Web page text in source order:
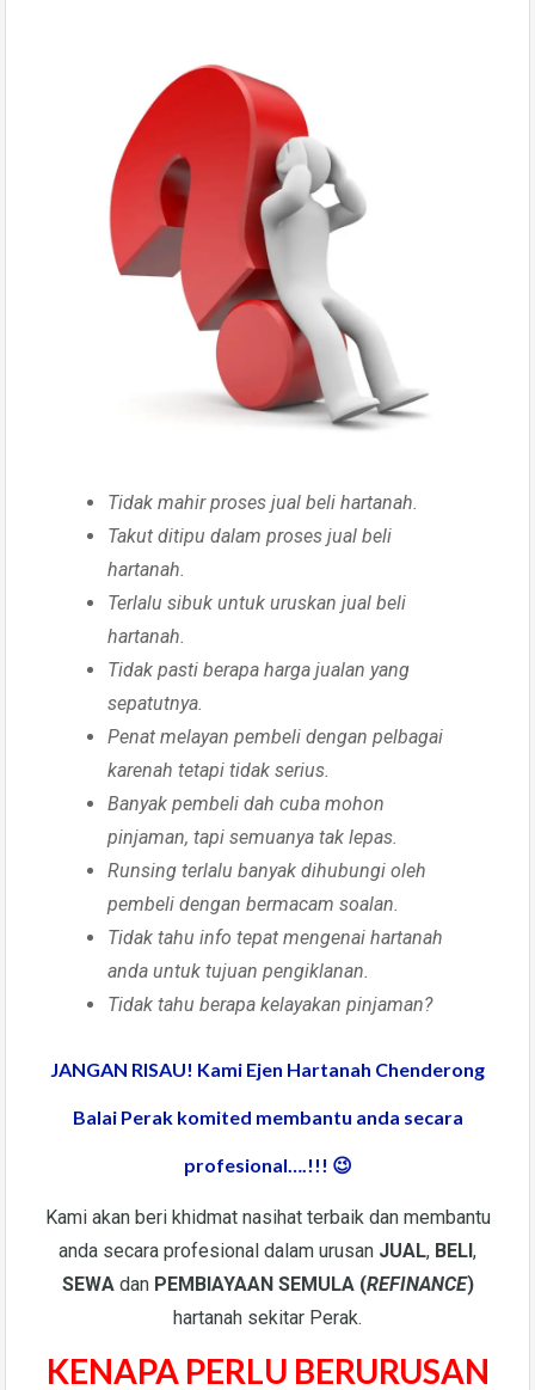
Tidak mahir proses jual beli hartanah.
Takut ditipu dalam proses jual beli
hartanah.
Terlalu sibuk untuk uruskan jual beli
hartanah.
Tidak pasti berapa harga jualan yang
sepatutnya.
Penat melayan pembeli dengan pelbagai
karenah tetapi tidak serius.
Banyak pembeli dah cuba mohon
pinjaman, tapi semuanya tak lepas.
Runsing terlalu banyak dihubungi oleh
pembeli dengan bermacam soalan.
Tidak tahu info tepat mengenai hartanah
anda untuk tujuan pengiklanan.
Tidak tahu berapa kelayakan pinjaman?
JANGAN RISAU! Kami Ejen Hartanah Chenderong
Balai Perak komited membantu anda secara
profesional….!!! 😉
Kami akan beri khidmat nasihat terbaik dan membantu
anda secara profesional dalam urusan JUAL, BELI,
SEWAdan PEMBIAYAAN SEMULA (REFINANCE)
hartanah sekitar Perak.
KENAPA PERLU BERURUSAN